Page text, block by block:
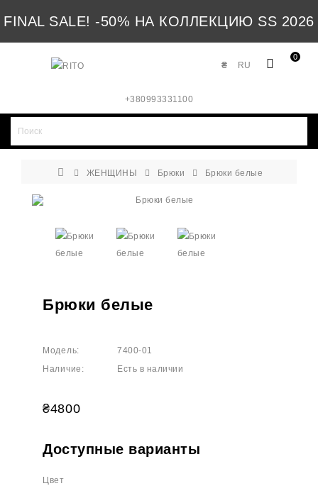
FINAL SALE! -50% НА КОЛЛЕКЦИЮ SS 2026
0
RU
₴
+380993331100
ЖЕНЩИНЫ Брюки Брюки белые
Брюки белые
Модель:
7400-01
Наличие:
Есть в наличии
₴4800
Доступные варианты
Цвет